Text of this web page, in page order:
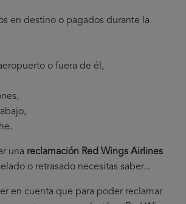
en destino o pagados durante la
o fuera de él,
una reclamación Red Wings Airlines
o retrasado necesitas saber...
en cuenta que para poder reclamar